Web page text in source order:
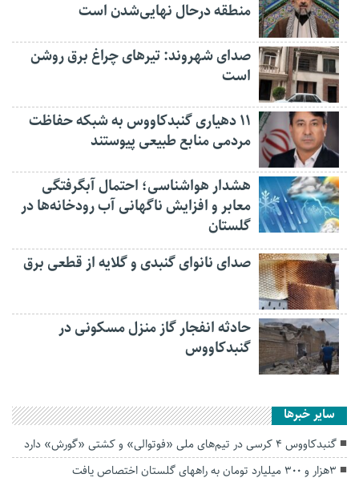
منطقه درحال نهایی‌شدن است
صدای شهروند: تیرهای چراغ برق روشن
است
۱۱ دهیاری گنبدکاووس به شبکه حفاظت
مردمی منابع طبیعی پیوستند
هشدار هواشناسی؛ احتمال آبگرفتگی
معابر و افزایش ناگهانی آب رودخانه‌ها در
گلستان
صدای نانوای گنبدی و گلایه از قطعی برق
حادثه انفجار گاز منزل مسکونی در
گنبدکاووس
سایر خبرها
گنبدکاووس ۴ کرسی در تیم‌های ملی «فوتوالی» و کشتی «گورش» دارد
۳هزار و ۳۰۰ میلیارد تومان به راههای گلستان اختصاص یافت